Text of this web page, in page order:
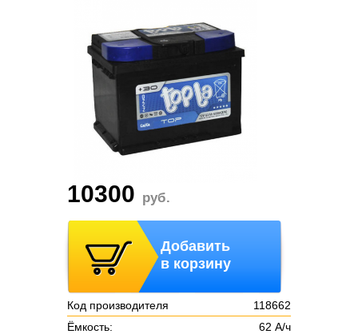
10300 руб.
Добавить
в корзину
Код производителя
118662
Ёмкость:
62 А/ч